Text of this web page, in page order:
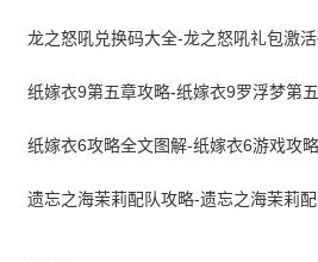
龙之怒吼兑换码大全-龙之怒吼礼包激
纸嫁衣9第五章攻略-纸嫁衣9罗浮梦第
纸嫁衣6攻略全文图解-纸嫁衣6游戏攻
遗忘之海茉莉配队攻略-遗忘之海茉莉